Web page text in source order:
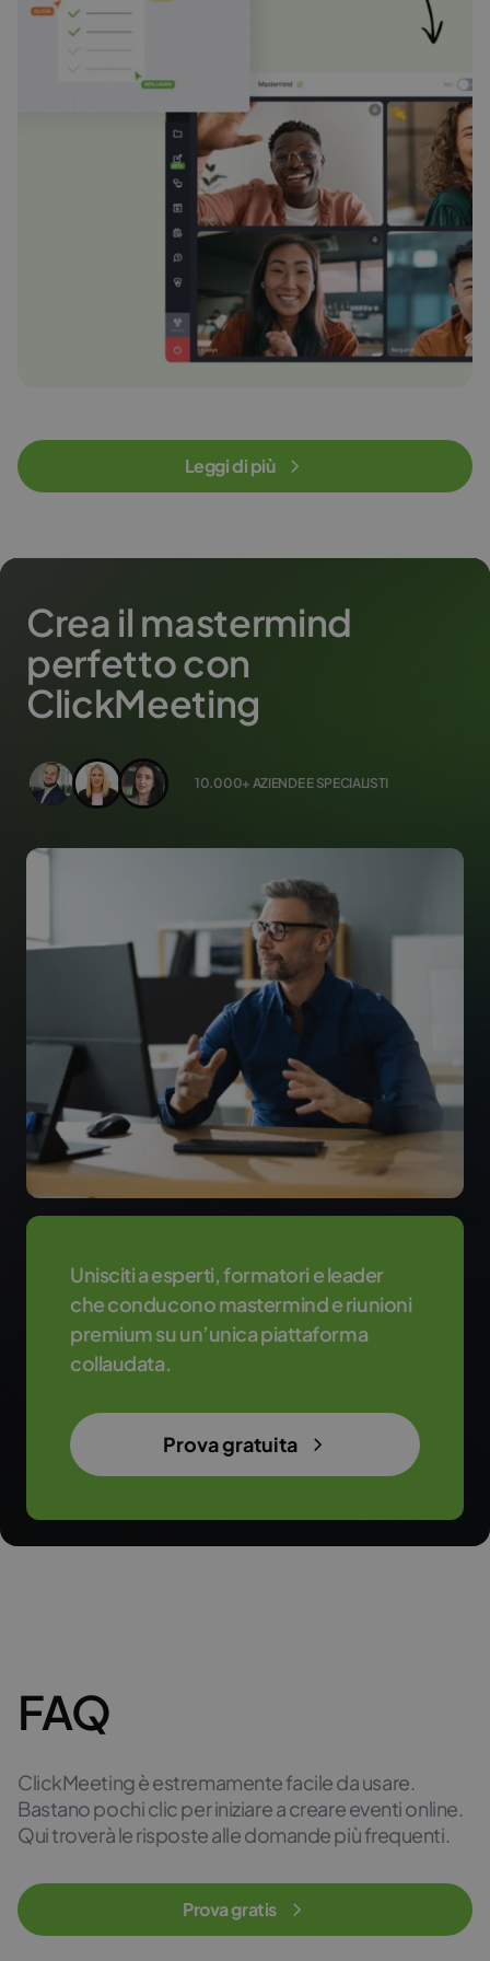
Leggi di più
Crea il mastermind
perfetto con
ClickMeeting
10.000+ AZIENDE E SPECIALISTI
Unisciti a esperti, formatori e leader
che conducono mastermind e riunioni
premium su un’unica piattaforma
collaudata.
Prova gratuita
FAQ
ClickMeetingèestremamentefacile dausare.
Bastanopochiclicperiniziareacreareeventionline.
Quitroveràlerispostealledomandepiùfrequenti.
Prova gratis